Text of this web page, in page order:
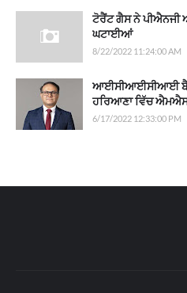
ਟੋਰੈਂਟ ਗੈਸ ਨੇ ਪੀਐਨਜੀ
ਘਟਾਈਆਂ
8/22/2022 11:24:00 AM
ਆਈਸੀਆਈਸੀਆਈ ਬੈਂਕ
ਹਰਿਆਣਾ ਵਿੱਚ
6/17/2022 12:33:00 PM